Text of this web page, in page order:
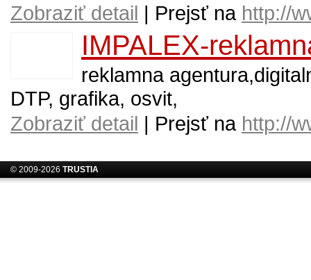
Zobraziť detail | Prejsť na http://
IMPALEX-
reklamna
DTP, grafika, osvit,
Zobraziť detail | Prejsť na http://
© 2009-2026 TRUSTIA